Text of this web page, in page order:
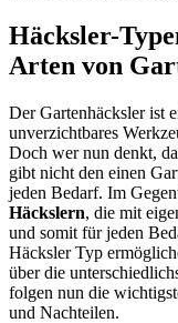
Häcksler-
Arten von
Der Gartenhäcksler ist
unverzichtbares
Doch wer nun denkt,
gibt nicht den einen
jeden Bedarf. Im
Häckslern, die mit
und somit für jeden
Häcksler Typ
über die
folgen nun die
und Nachteilen.